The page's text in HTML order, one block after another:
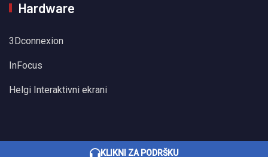
Hardware
3Dconnexion
InFocus
Helgi Interaktivni ekrani
KLIKNI ZA PODRŠKU